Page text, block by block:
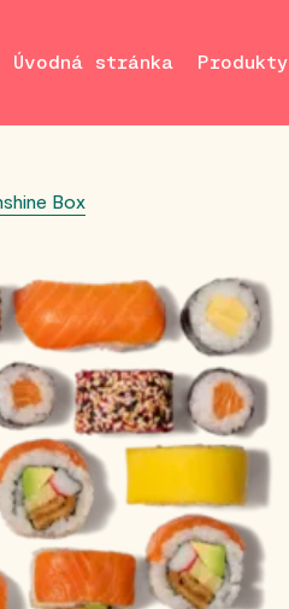
Úvodná stránka Produkty
Box